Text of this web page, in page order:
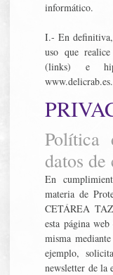
informático.
I.- En definitiva,
uso que
(links) e
www.delicrab.es.
Política
datos
En
materia de
CETÁREA
esta página
misma
ejemplo,
newsletter de la